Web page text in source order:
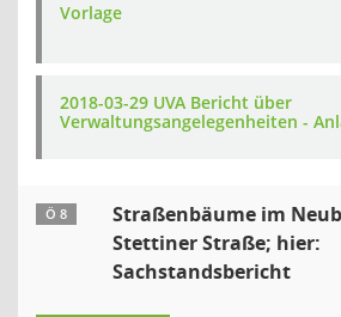
Vorlage
2018-03-29 UVA Bericht über
Verwaltungsangelegenheiten -
Ö 8
Straßenbäume im
Stettiner Straße; hier:
Sachstandsbericht